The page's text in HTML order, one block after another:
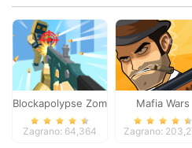
Blockapolypse Zombie Shooter
Zagrano: 64,364
Mafia Wars
Zagrano: